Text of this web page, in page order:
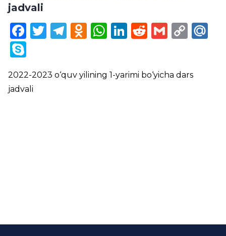
jadvali
Facebook
Twitter
Telegram
Odnoklassniki
WhatsApp
LinkedIn
Reddit
Gmail
2022-2023 o‘quv yilining 1-yarimi bo‘yicha dars
jadvali